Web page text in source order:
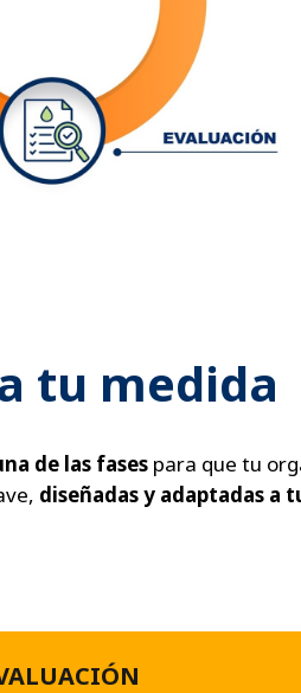
tu medida
de las fases para que tu
diseñadas y adaptadas a